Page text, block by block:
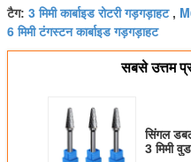
टैग: 3 मिमी कार्बाइड रोटरी गड़गड़ाहट,
6 मिमी टंगस्टन कार्बाइड गड़गड़ाहट
सबसे उत्तम
सिंगल
3 मिमी